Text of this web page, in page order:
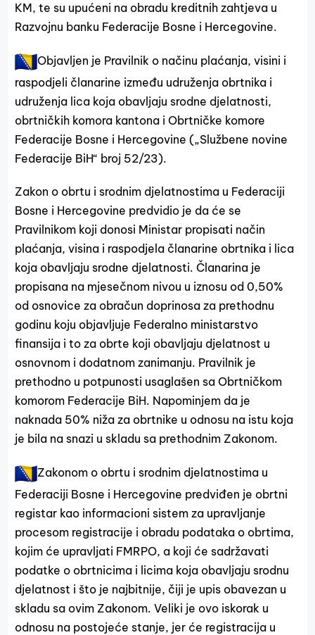
KM, te su upućeni na obradu kreditnih zahtjeva u
Razvojnu banku Federacije Bosne i Hercegovine.
Objavljen je Pravilnik o načinu plaćanja, visini i
raspodjeli članarine između udruženja obrtnika i
udruženja lica koja obavljaju srodne djelatnosti,
obrtničkih komora kantona i Obrtničke komore
Federacije Bosne i Hercegovine („Službene novine
Federacije BiH“ broj 52/23).
Zakon o obrtu i srodnim djelatnostima u Federaciji
Bosne i Hercegovine predvidio je da će se
Pravilnikom koji donosi Ministar propisati način
plaćanja, visina i raspodjela članarine obrtnika i lica
koja obavljaju srodne djelatnosti. Članarina je
propisana na mjesečnom nivou u iznosu od 0,50%
od osnovice za obračun doprinosa za prethodnu
godinu koju objavljuje Federalno ministarstvo
finansija i to za obrte koji obavljaju djelatnost u
osnovnom i dodatnom zanimanju. Pravilnik je
prethodno u potpunosti usaglašen sa Obrtničkom
komorom Federacije BiH. Napominjem da je
naknada 50% niža za obrtnike u odnosu na istu koja
je bila na snazi u skladu sa prethodnim Zakonom.
Zakonom o obrtu i srodnim djelatnostima u
Federaciji Bosne i Hercegovine predviđen je obrtni
registar kao informacioni sistem za upravljanje
procesom registracije i obradu podataka o obrtima,
kojim će upravljati FMRPO, a koji će sadržavati
podatke o obrtnicima i licima koja obavljaju srodnu
djelatnost i što je najbitnije, čiji je upis obavezan u
skladu sa ovim Zakonom. Veliki je ovo iskorak u
odnosu na postojeće stanje, jer će registracija u